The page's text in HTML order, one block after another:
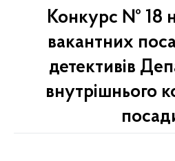
Конкурс № 18
вакантних
детективів
внутрішнього